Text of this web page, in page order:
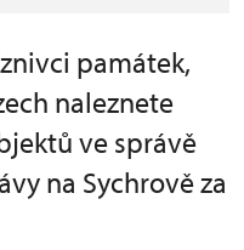
památek,
naleznete
ve správě
na Sychrově za